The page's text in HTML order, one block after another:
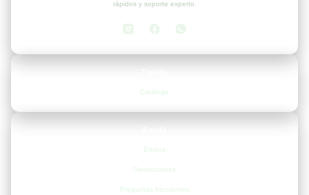
rápidos y soporte experto.
Catálogo
Envíos
Devoluciones
Preguntas frecuentes